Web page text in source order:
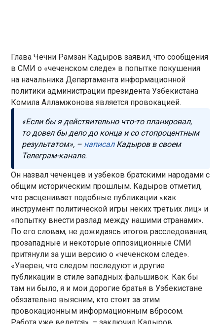
Глава Чечни Рамзан Кадыров заявил, что сообщения
в СМИ о «чеченском следе» в попытке покушения
на начальника Департамента информационной
политики администрации президента Узбекистана
Комила Алламжонова является провокацией.
«Если бы я действительно что-то планировал,
то довел бы дело до конца и со стопроцентным
результатом», – написал Кадыров в своем
Телеграм-канале.
Он назвал чеченцев и узбеков братскими народами с
общим историческим прошлым. Кадыров отметил,
что расценивает подобные публикации «как
инструмент политической игры неких третьих лиц» и
«попытку внести разлад между нашими странами».
По его словам, не дожидаясь итогов расследования,
прозападные и некоторые оппозиционные СМИ
притянули за уши версию о «чеченском следе».
«Уверен, что следом последуют и другие
публикации в стиле западных фальшивок. Как бы
там ни было, я и мои дорогие братья в Узбекистане
обязательно выясним, кто стоит за этим
провокационным информационным вбросом.